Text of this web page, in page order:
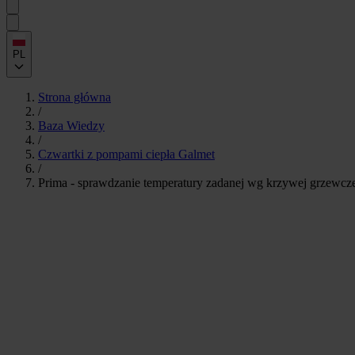
PL
Strona główna
/
Baza Wiedzy
/
Czwartki z pompami ciepła Galmet
/
Prima - sprawdzanie temperatury zadanej wg krzywej